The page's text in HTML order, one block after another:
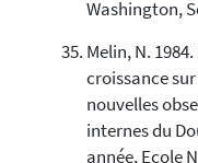
Washington,
Melin, N.
croissance
nouvelles
internes du
année, Ecole